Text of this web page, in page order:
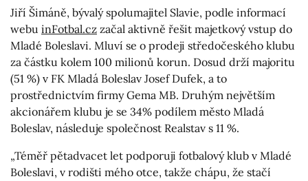
Jiří Šimáně, bývalý spolumajitel Slavie, podle informací
webu inFotbal.cz začal aktivně řešit majetkový vstup do
Mladé Boleslavi. Mluví se o prodeji středočeského klubu
za částku kolem 100 milionů korun. Dosud drží majoritu
(51 %) v FK Mladá Boleslav Josef Dufek, a to
prostřednictvím firmy Gema MB. Druhým největším
akcionářem klubu je se 34% podílem město Mladá
Boleslav, následuje společnost Realstav s 11 %.
„Téměř pětadvacet let podporuji fotbalový klub v Mladé
Boleslavi, v rodišti mého otce, takže chápu, že stačí